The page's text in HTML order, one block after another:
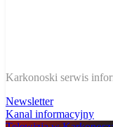
W Karkonoszach
Karkonoski serwis
Newsletter
Kanal informacyjny